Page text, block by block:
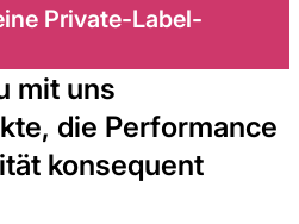
Private-Label-
mit uns
die Performance
konsequent